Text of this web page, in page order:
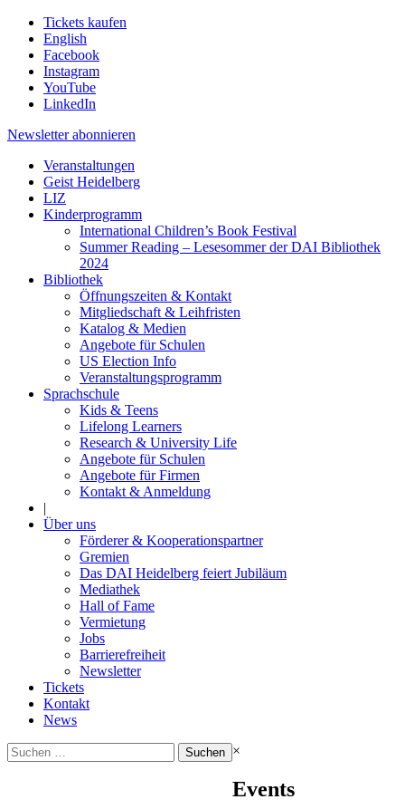
Tickets kaufen
English
Facebook
Instagram
YouTube
LinkedIn
Newsletter abonnieren
Veranstaltungen
Geist Heidelberg
LIZ
Kinderprogramm
International Children’s Book Festival
Summer Reading – Lesesommer der DAI Bibliothek
2024
Bibliothek
Öffnungszeiten & Kontakt
Mitgliedschaft & Leihfristen
Katalog & Medien
Angebote für Schulen
US Election Info
Veranstaltungsprogramm
Sprachschule
Kids & Teens
Lifelong Learners
Research & University Life
Angebote für Schulen
Angebote für Firmen
Kontakt & Anmeldung
|
Über uns
Förderer & Kooperationspartner
Gremien
Das DAI Heidelberg feiert Jubiläum
Mediathek
Hall of Fame
Vermietung
Jobs
Barrierefreiheit
Newsletter
Tickets
Kontakt
News
Suchen
nach:
×
Events